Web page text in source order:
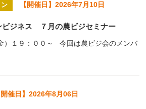
【開催日】2026年7月10日
ビジネス ７月の農ビジセミナー
）１９：００～ 今回は農ビジ会のメンバ
開催日】2026年8月06日